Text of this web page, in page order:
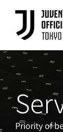
content
Priority of